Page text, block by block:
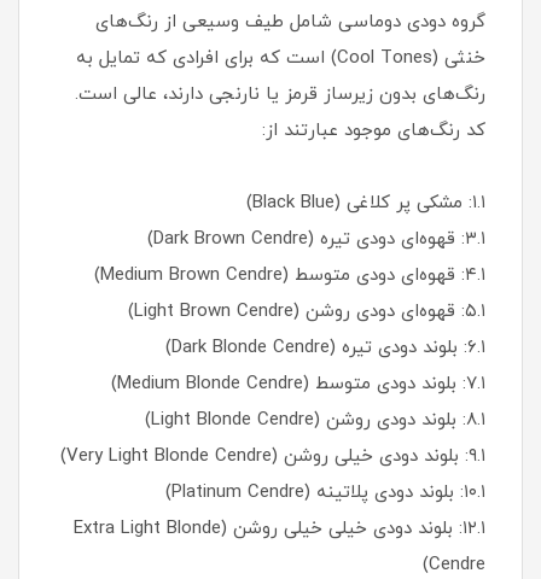
گروه دودی دوماسی شامل طیف وسیعی از رنگ‌های
خنثی (Cool Tones) است که برای افرادی که تمایل به
رنگ‌های بدون زیرساز قرمز یا نارنجی دارند، عالی است.
کد رنگ‌های موجود عبارتند از:
۱.۱: مشکی پر کلاغی (Black Blue)
۳.۱: قهوه‌ای دودی تیره (Dark Brown Cendre)
۴.۱: قهوه‌ای دودی متوسط (Medium Brown Cendre)
۵.۱: قهوه‌ای دودی روشن (Light Brown Cendre)
۶.۱: بلوند دودی تیره (Dark Blonde Cendre)
۷.۱: بلوند دودی متوسط (Medium Blonde Cendre)
۸.۱: بلوند دودی روشن (Light Blonde Cendre)
۹.۱: بلوند دودی خیلی روشن (Very Light Blonde Cendre)
۱۰.۱: بلوند دودی پلاتینه (Platinum Cendre)
۱۲.۱: بلوند دودی خیلی خیلی روشن (Extra Light Blonde
Cendre)